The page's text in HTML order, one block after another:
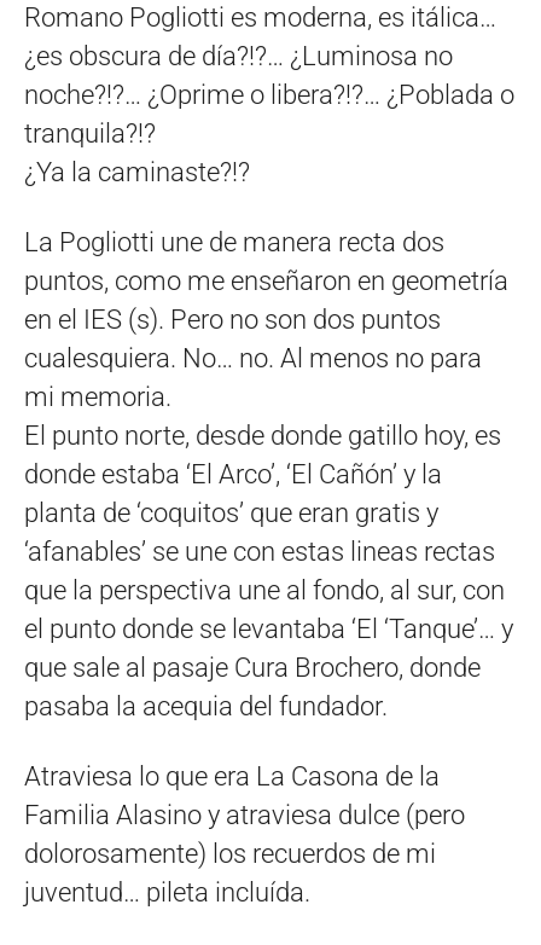
Romano Pogliotti es moderna, es itálica…
¿es obscura de día?!?… ¿Luminosa no
noche?!?… ¿Oprime o libera?!?… ¿Poblada o
tranquila?!?
¿Ya la caminaste?!?
La Pogliotti une de manera recta dos
puntos, como me enseñaron en geometría
en el IES (s). Pero no son dos puntos
cualesquiera. No… no. Al menos no para
mi memoria.
El punto norte, desde donde gatillo hoy, es
donde estaba ‘El Arco’, ‘El Cañón’ y la
planta de ‘coquitos’ que eran gratis y
‘afanables’ se une con estas lineas rectas
que la perspectiva une al fondo, al sur, con
el punto donde se levantaba ‘El ‘Tanque’… y
que sale al pasaje Cura Brochero, donde
pasaba la acequia del fundador.
Atraviesa lo que era La Casona de la
Familia Alasino y atraviesa dulce (pero
dolorosamente) los recuerdos de mi
juventud… pileta incluída.